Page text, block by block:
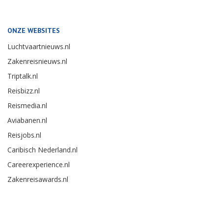
ONZE WEBSITES
Luchtvaartnieuws.nl
Zakenreisnieuws.nl
Triptalk.nl
Reisbizz.nl
Reismedia.nl
Aviabanen.nl
Reisjobs.nl
Caribisch Nederland.nl
Careerexperience.nl
Zakenreisawards.nl